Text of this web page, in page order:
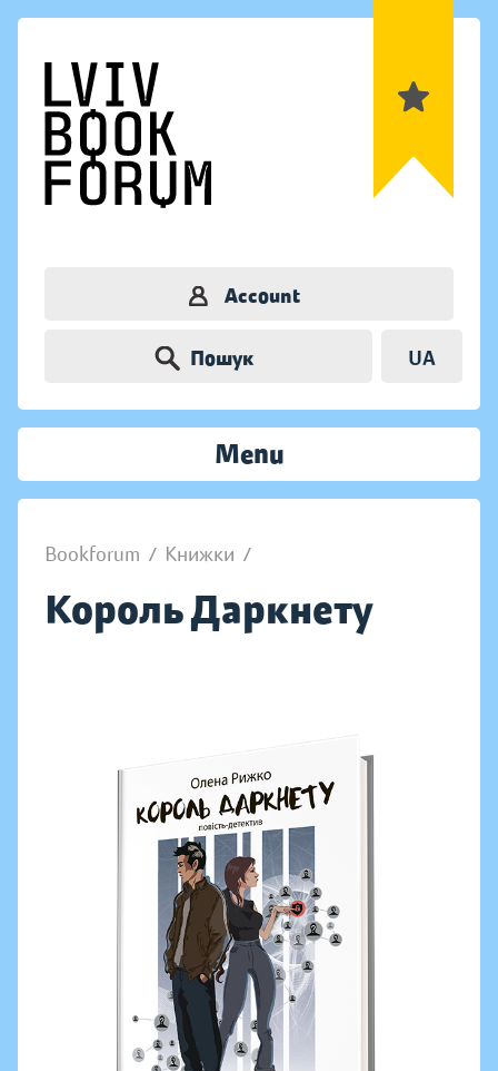
Account
Пошук UA
Menu
Bookforum / Книжки /
Король Даркнету